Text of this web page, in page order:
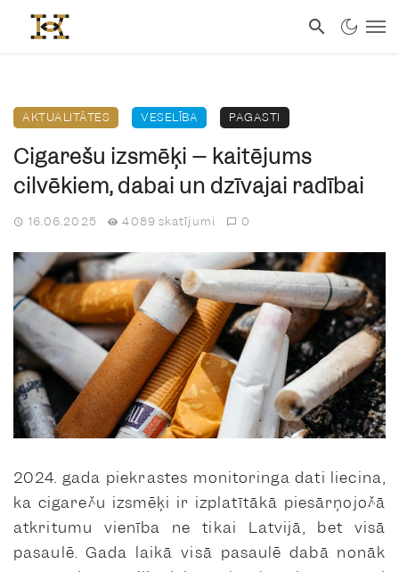
AKTUALITĀTES VESELĪBA PAGASTI
Cigarešu izsmēķi – kaitējums
cilvēkiem, dabai un dzīvajai radībai
16.06.2025 4089 skatījumi 0
2024. gada piekrastes monitoringa dati liecina,
ka cigarešu izsmēķi ir izplatītākā piesārņojošā
atkritumu vienība ne tikai Latvijā, bet visā
pasaulē. Gada laikā visā pasaulē dabā nonāk